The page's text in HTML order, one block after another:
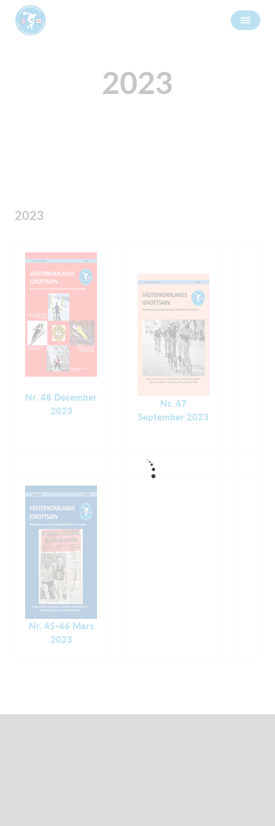
2023
2023
Nr. 48 December
2023
Nr. 47
September 2023
Nr. 45-46 Mars
2023